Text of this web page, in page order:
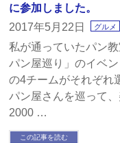
に参加しました。
2017年5月22日
グルメ
私が通っていたパン
パン屋巡り」のイベ
の4チームがそれぞれ
パン屋さんを巡って
2000 …
この記事を読む